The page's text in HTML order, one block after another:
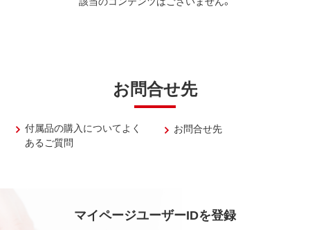
お問合せ先
付属品の購入についてよく
あるご質問
お問合せ先
マイページユーザーIDを登録